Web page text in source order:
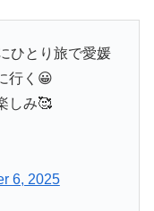
ひとり旅で愛媛
行く😀
しみ🥰
6, 2025